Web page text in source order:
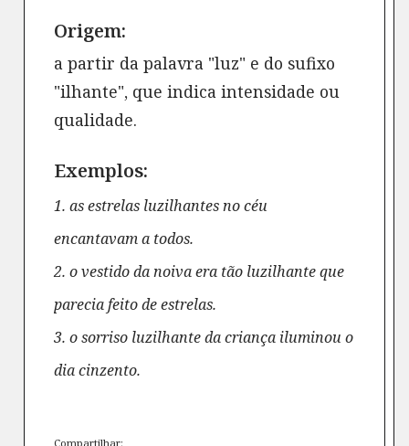
Origem:
a partir da palavra "luz" e do sufixo
"ilhante", que indica intensidade ou
qualidade.
Exemplos:
1. as estrelas luzilhantes no céu
encantavam a todos.
2. o vestido da noiva era tão luzilhante que
parecia feito de estrelas.
3. o sorriso luzilhante da criança iluminou o
dia cinzento.
Compartilhar: